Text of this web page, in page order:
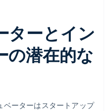
ターとイン
の潜在的な
ベーターはスタートアップ